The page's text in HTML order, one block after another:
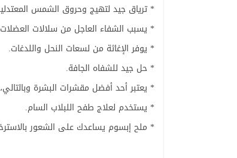
* ترياق جيد لتهيج وحروق الشمس
* يسبب الشفاء العاجل من سلالات
* يوفر الإغاثة من لسعات النحل واللدغات.
* حل جيد للشفاه الجافة.
* يعتبر أحد أفضل مقشرات البشرة
* يستخدم لعلاج طفح اللبلاب السام.
* ملح إبسوم يساعدك على الشعور